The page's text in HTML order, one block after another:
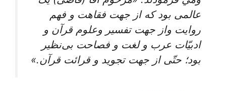
عالمی‌ بود که‌ از جهت‌ فقاهت‌ و فهم‌
روایت‌ واز جهت‌ تفسیر وعلوم‌ قرآن‌ و
ادبیّات‌ عرب‌ و لغت‌ و فصاحت‌ بی‌نظیر
بود؛ حتّی‌ از جهت‌ تجوید و قرائت‌ قرآن‌.»